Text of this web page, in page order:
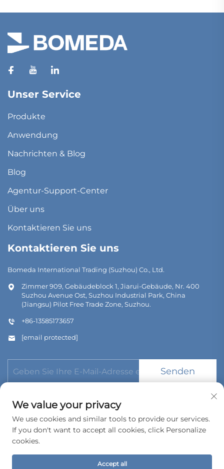
Unser Service
Produkte
Anwendung
Nachrichten & Blog
Blog
Agentur-Support-Center
Über uns
Kontaktieren Sie uns
Kontaktieren Sie uns
Bomeda International Trading (Suzhou) Co., Ltd.
Zimmer 909, Gebäudeblock 1, Jiarui-Gebäude, Nr. 400
Suzhou Avenue Ost, Suzhou Industrial Park, China
(Jiangsu) Pilot Free Trade Zone, Suzhou.
+86-13585173657
[email protected]
Senden
Urheberrecht © 2026 Bomeda International Trading (Suzhou)
Datenschutzrichtlinie
We value your privacy
We use cookies and similar tools to provide our services.
If you don't want to accept all cookies, click Personalize
cookies.
Accept all